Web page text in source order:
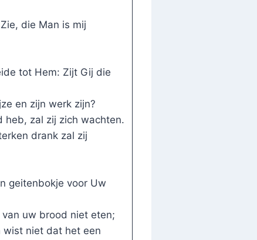
die Man is mij
tot Hem: Zijt Gij die
en zijn werk zijn?
heb, zal zij zich wachten.
drank zal zij
geitenbokje voor Uw
van uw brood niet eten;
wist niet dat het een